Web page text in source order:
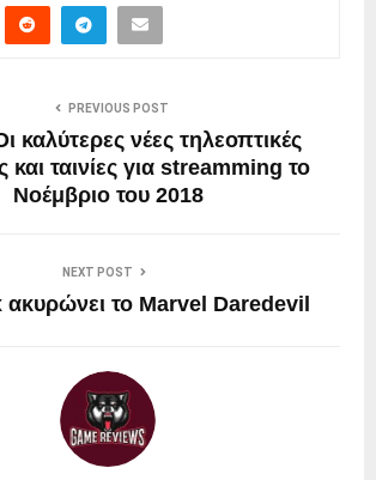
PREVIOUS POST
καλύτερες νέες τηλεοπτικές
ταινίες για streamming το
Νοέμβριο του 2018
NEXT POST
το Marvel Daredevil